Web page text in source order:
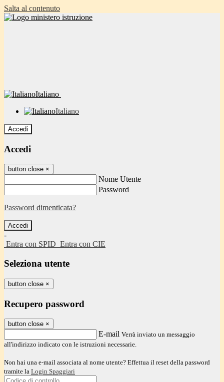
Salta al contenuto
Italiano
Italiano
Accedi
Accedi
button close ×
Nome Utente
Password
Password dimenticata?
-
Entra con SPID Entra con CIE
Seleziona utente
button close ×
Recupero password
button close ×
E-mail Verrà inviato un messaggio
all'indirizzo indicato con le istruzioni necessarie.
Non hai una e-mail associata al nome utente? Effettua il reset della password
tramite la Login Spaggiari